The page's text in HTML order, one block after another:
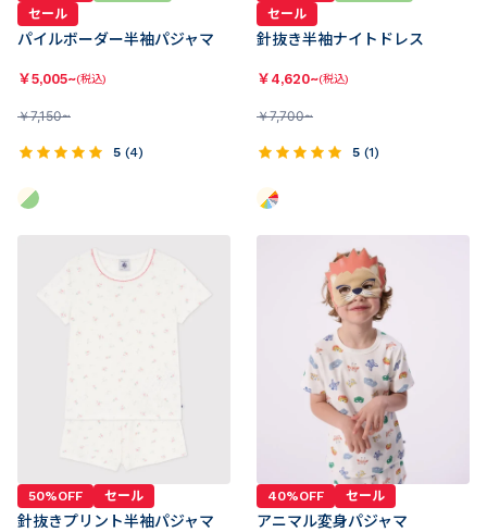
セール
パイルボーダー半袖パジャマ
￥5,005~(税込)
￥7,150~
5 (4)
セール
針抜き半袖ナイトドレス
￥ 4,620~(税込)
￥7,700~
5 (1)
50%OFF セール
針抜きプリント半袖パジャマ
40%OFF セール
アニマル変身パジャマ